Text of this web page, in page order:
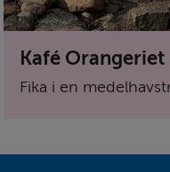
Kafé Orangeriet
Fika i en